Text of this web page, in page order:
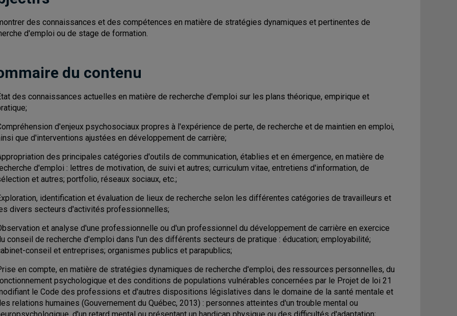
des connaissances et des compétences en matière de stratégies dynamiques et pertinentes de
d'emploi ou de stage de formation.
du contenu
des connaissances actuelles en matière de recherche d'emploi sur les plans théorique, empirique et
d'enjeux psychosociaux propres à l'expérience de perte, de recherche et de maintien en emploi,
que d'interventions ajustées en développement de carrière;
des principales catégories d'outils de communication, établies et en émergence, en matière de
d'emploi : lettres de motivation, de suivi et autres; curriculum vitae, entretiens d'information, de
et autres; portfolio, réseaux sociaux, etc.;
identification et évaluation de lieux de recherche selon les différentes catégories de travailleurs et
divers secteurs d'activités professionnelles;
et analyse d'une professionnelle ou d'un professionnel du développement de carrière en exercice
conseil de recherche d'emploi dans l'un des différents secteurs de pratique : éducation; employabilité;
conseil et entreprises; organismes publics et parapublics;
en compte, en matière de stratégies dynamiques de recherche d'emploi, des ressources personnelles, du
psychologique et des conditions de populations vulnérables concernées par le Projet de loi 21
le Code des professions et d'autres dispositions législatives dans le domaine de la santé mentale et
relations humaines (Gouvernement du Québec, 2013) : personnes atteintes d'un trouble mental ou